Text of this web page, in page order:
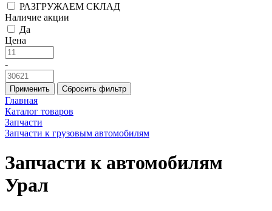
РАЗГРУЖАЕМ СКЛАД
Наличие акции
Да
Цена
-
Применить Сбросить фильтр
Главная
Каталог товаров
Запчасти
Запчасти к грузовым автомобилям
Запчасти к автомобилям
Урал